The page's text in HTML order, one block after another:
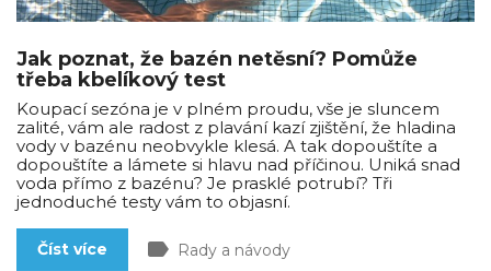
Jak poznat, že bazén netěsní? Pomůže
třeba kbelíkový test
Koupací sezóna je v plném proudu, vše je sluncem
zalité, vám ale radost z plavání kazí zjištění, že hladina
vody v bazénu neobvykle klesá. A tak dopouštíte a
dopouštíte a lámete si hlavu nad příčinou. Uniká snad
voda přímo z bazénu? Je prasklé potrubí? Tři
jednoduché testy vám to objasní.
Číst více label Rady a návody